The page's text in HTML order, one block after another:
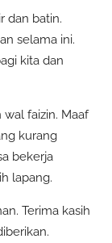
dan batin.
selama ini.
kita dan
wal faizin. Maaf
kurang
bekerja
lapang.
Terima kasih